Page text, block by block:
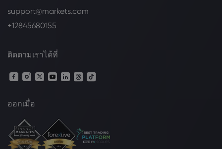
support@markets.com
+12845680155
ติดตามเราได้ที่
ออกเมื่อ